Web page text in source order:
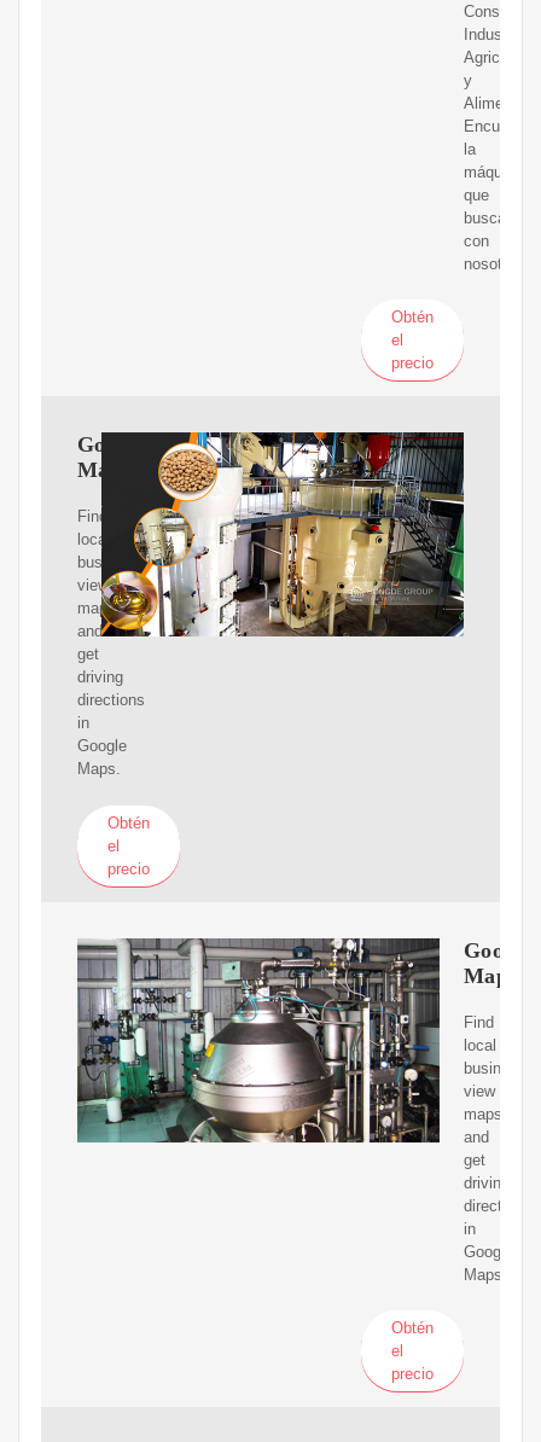
Industria
Agricola
y
Encuentra
la
máquina
que
buscas
con
nosotros.
Obtén
el
precio
Google
Maps
Find
local
businesses,
view
maps
and
get
driving
directions
in
Google
Maps.
Obtén
el
precio
Google
Maps
Find
local
view
maps
and
get
driving
directions
in
Google
Maps.
Obtén
el
precio